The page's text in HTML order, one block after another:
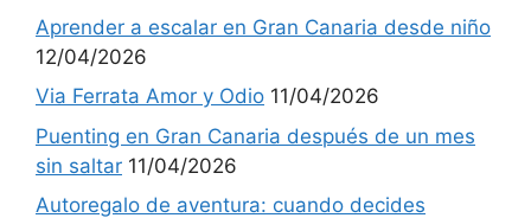
Aprender a escalar en Gran Canaria desde niño
12/04/2026
Via Ferrata Amor y Odio 11/04/2026
Puenting en Gran Canaria después de un mes
sin saltar 11/04/2026
Autoregalo de aventura: cuando decides